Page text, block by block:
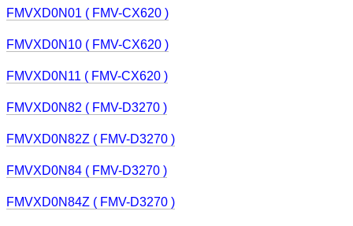
FMVXD0N01 ( FMV-CX620 )
FMVXD0N10 ( FMV-CX620 )
FMVXD0N11 ( FMV-CX620 )
FMVXD0N82 ( FMV-D3270 )
FMVXD0N82Z ( FMV-D3270 )
FMVXD0N84 ( FMV-D3270 )
FMVXD0N84Z ( FMV-D3270 )